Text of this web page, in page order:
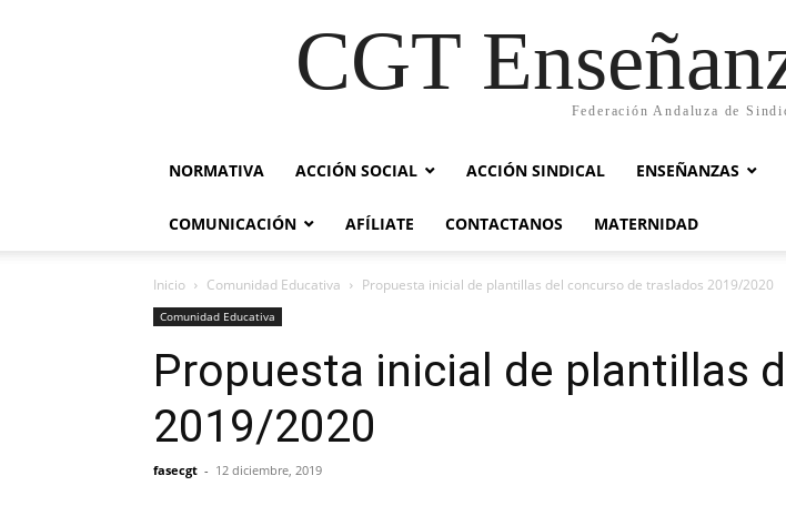
CGT
Federación Andaluza de
NORMATIVA ACCIÓN SOCIAL ACCIÓN SINDICAL ENSEÑANZAS
COMUNICACIÓN AFÍLIATE CONTACTANOS MATERNIDAD
Inicio Comunidad Educativa Propuesta inicial de plantillas del concurso de traslados 2019/2020
Comunidad Educativa
Propuesta inicial de plantillas
2019/2020
fasecgt - 12 diciembre, 2019